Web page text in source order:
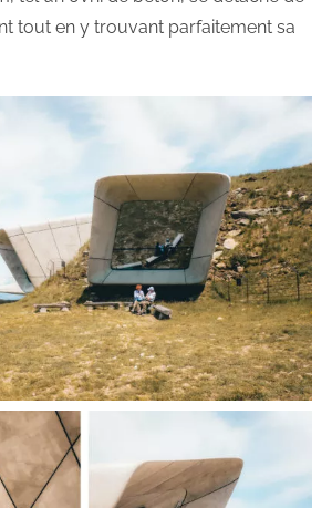
tout en y trouvant parfaitement sa